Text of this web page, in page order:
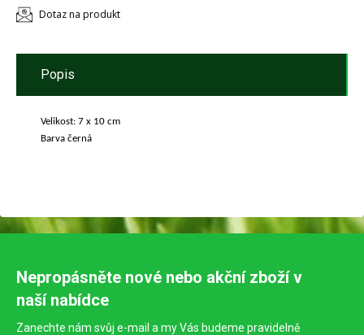
Dotaz na produkt
Popis
Velikost: 7 x 10 cm
Barva černá
Nepropásněte nové nebo akční zboží v
naší nabídce
Zanechte nám svůj e-mail a my Vás budeme pravidelně